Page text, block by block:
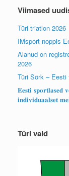
Viimased
Türi triatlon 2026
IMsport noppis
Alanud on
2026
Türi Sörk –
𝐄𝐞𝐬𝐭𝐢 𝐬𝐩𝐨𝐫𝐭𝐥𝐚𝐬𝐞𝐝
𝐢𝐧𝐝𝐢𝐯𝐢𝐝𝐮𝐚𝐚𝐥𝐬𝐞𝐭
Türi vald